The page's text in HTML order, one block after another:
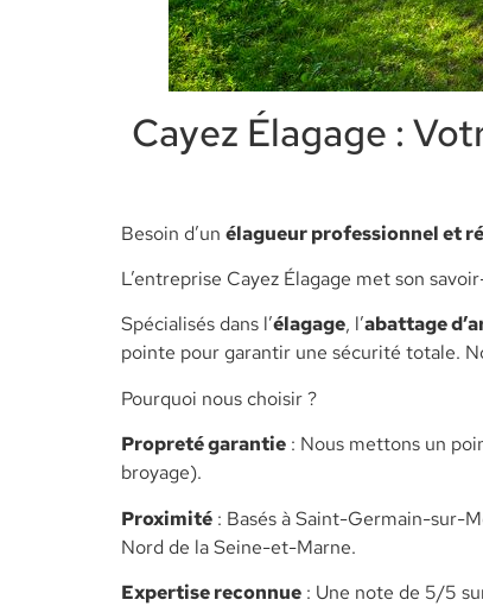
Cayez Élagage :
​Besoin d’un élagueur professionnel et
L’entreprise Cayez Élagage met son
​Spécialisés dans l’élagage, l’abattage
pointe pour garantir une sécurité totale.
​Pourquoi nous choisir ?
​Propreté garantie : Nous mettons un
broyage).
​Proximité : Basés à Saint-Germain-sur-
Nord de la Seine-et-Marne.
​Expertise reconnue : Une note de 5/5